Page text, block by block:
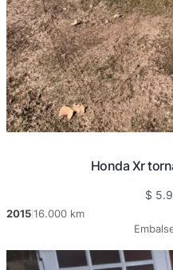
Honda Xr
$
201516.000 km